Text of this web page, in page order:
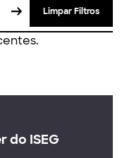
Limpar Filtros
do ISEG